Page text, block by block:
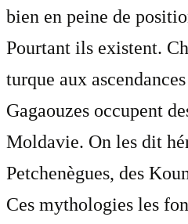
bien en peine de
Pourtant ils existent.
turque aux
Gagaouzes occupent
Moldavie. On les dit
Petchenègues, des
Ces mythologies les